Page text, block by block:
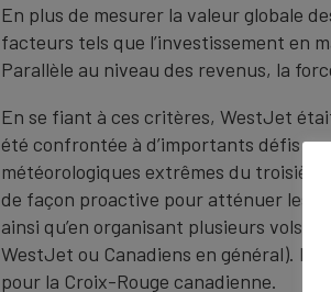
En plus de mesurer la valeur globale
facteurs tels que l’investissement en
Parallèle au niveau des revenus, la
En se fiant à ces critères, WestJet
été confrontée à d’importants défis
météorologiques extrêmes du
de façon proactive pour atténuer les
ainsi qu’en organisant plusieurs vols
WestJet ou Canadiens en général).
pour la Croix-Rouge canadienne.